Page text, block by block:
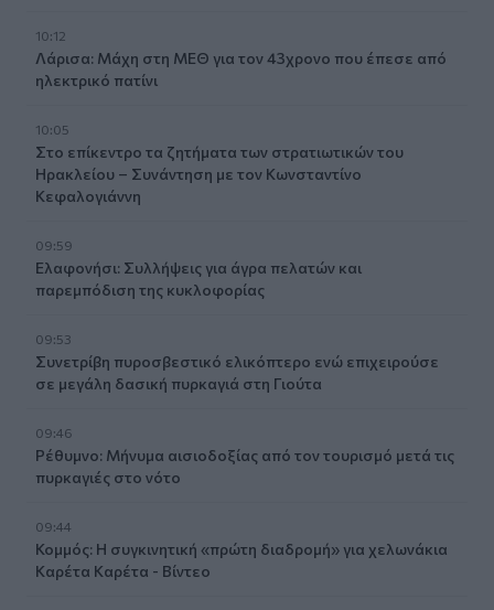
10:12
Λάρισα: Μάχη στη ΜΕΘ για τον 43χρονο που έπεσε από
ηλεκτρικό πατίνι
10:05
Στο επίκεντρο τα ζητήματα των στρατιωτικών του
Ηρακλείου – Συνάντηση με τον Κωνσταντίνο
Κεφαλογιάννη
09:59
Ελαφονήσι: Συλλήψεις για άγρα πελατών και
παρεμπόδιση της κυκλοφορίας
09:53
Συνετρίβη πυροσβεστικό ελικόπτερο ενώ επιχειρούσε
σε μεγάλη δασική πυρκαγιά στη Γιούτα
09:46
Ρέθυμνο: Μήνυμα αισιοδοξίας από τον τουρισμό μετά τις
πυρκαγιές στο νότο
09:44
Κομμός: Η συγκινητική «πρώτη διαδρομή» για χελωνάκια
Καρέτα Καρέτα - Βίντεο